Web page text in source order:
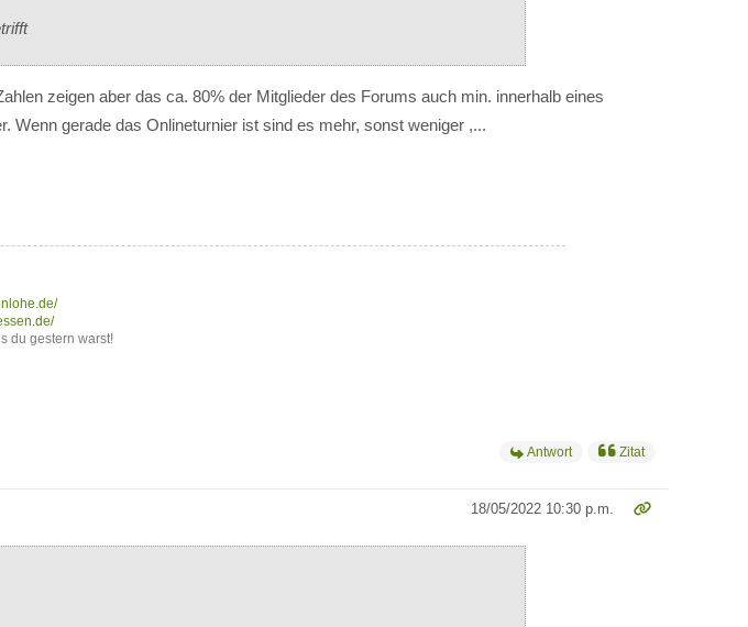
zeigen aber das ca. 80% der Mitglieder des Forums auch min. innerhalb eines
Wenn gerade das Onlineturnier ist sind es mehr, sonst weniger ,...
du gestern warst!
Antwort Zitat
18/05/2022 10:30 p.m.